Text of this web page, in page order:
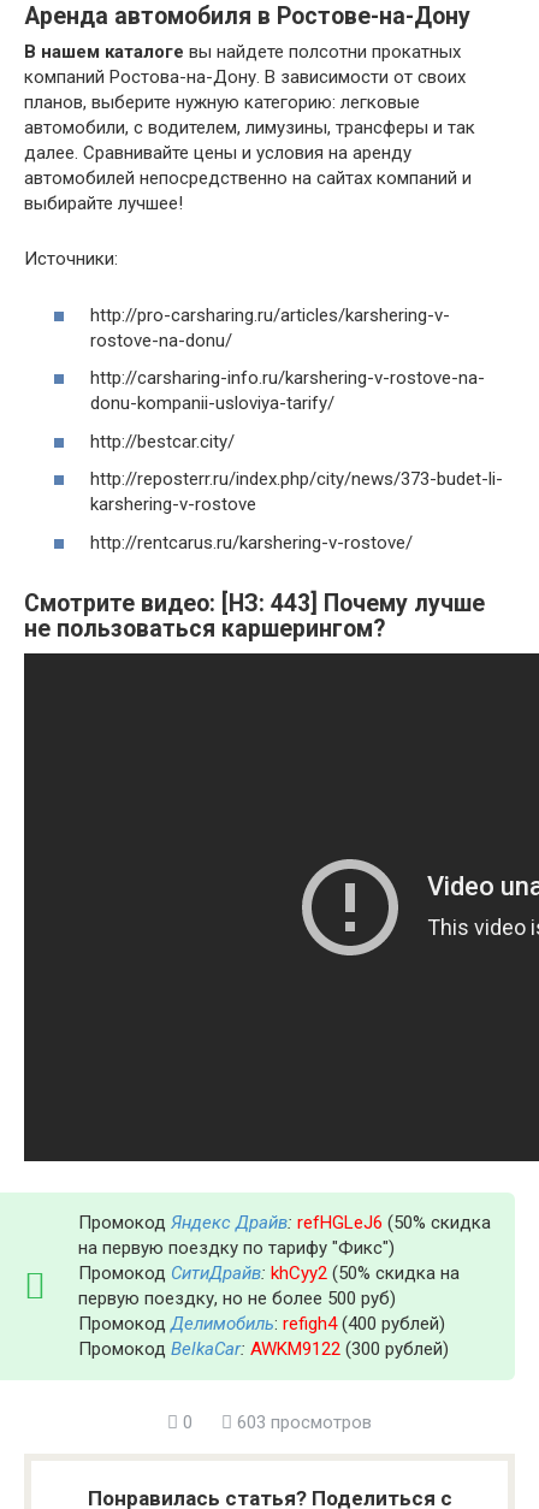
Аренда автомобиля в Ростове-на-Дону
В нашем каталоге вы найдете полсотни прокатных
компаний Ростова-на-Дону. В зависимости от своих
планов, выберите нужную категорию: легковые
автомобили, с водителем, лимузины, трансферы и так
далее. Сравнивайте цены и условия на аренду
автомобилей непосредственно на сайтах компаний и
выбирайте лучшее!
Источники:
http://pro-carsharing.ru/articles/karshering-v-
rostove-na-donu/
http://carsharing-info.ru/karshering-v-rostove-na-
donu-kompanii-usloviya-tarify/
http://bestcar.city/
http://reposterr.ru/index.php/city/news/373-budet-li-
karshering-v-rostove
http://rentcarus.ru/karshering-v-rostove/
Смотрите видео: [НЗ: 443] Почему лучше
не пользоваться каршерингом?
Промокод Яндекс Драйв: refHGLeJ6 (50% скидка
на первую поездку по тарифу "Фикс")
Промокод СитиДрайв: khCyy2 (50% скидка на
первую поездку, но не более 500 руб)
ПромокодДелимобиль: refigh4(400 рублей)
Промокод BelkaCar: AWKM9122 (300 рублей)
0 603 просмотров
Понравилась статья? Поделиться с